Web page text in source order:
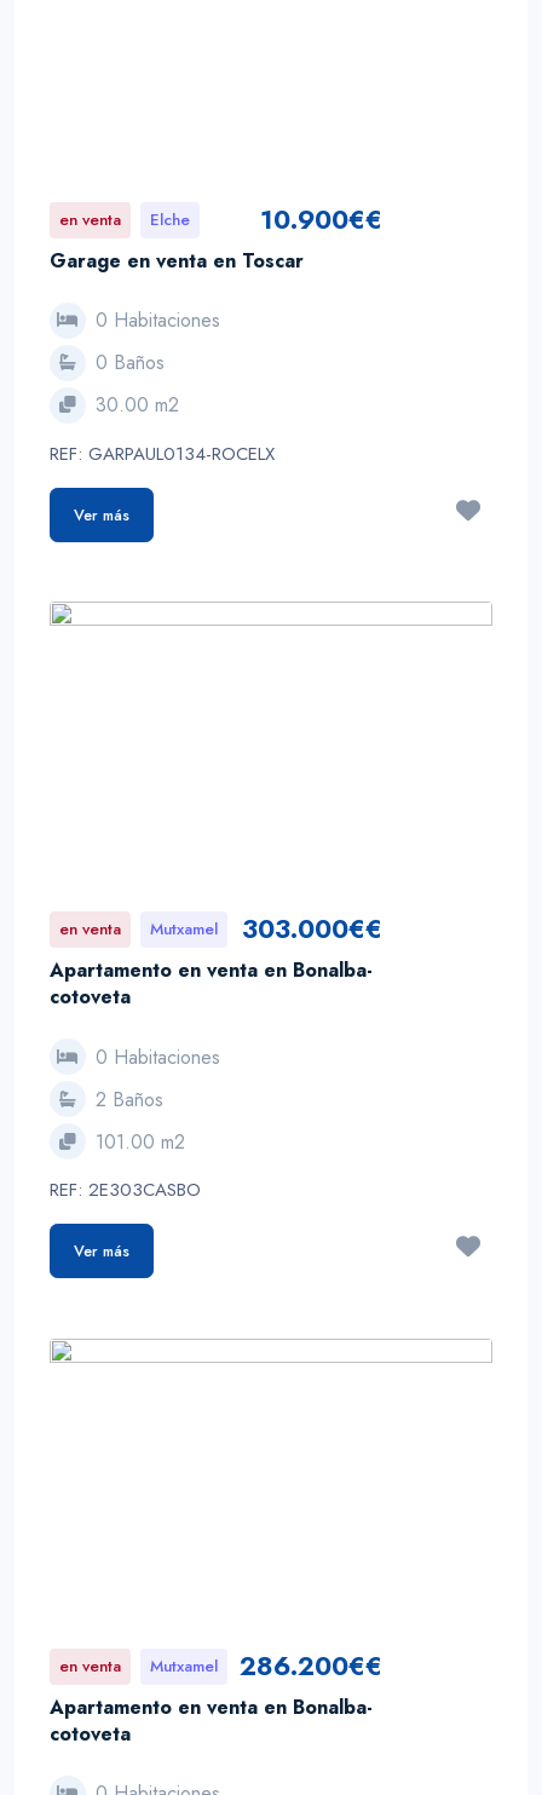
en venta Elche 10.900€€
Garage en venta en Toscar
0 Habitaciones
0 Baños
30.00 m2
REF: GARPAUL0134-ROCELX
Ver más
en venta Mutxamel 303.000€€
Apartamento en venta en Bonalba-
cotoveta
0 Habitaciones
2 Baños
101.00 m2
REF: 2E303CASBO
Ver más
en venta Mutxamel 286.200€€
Apartamento en venta en Bonalba-
cotoveta